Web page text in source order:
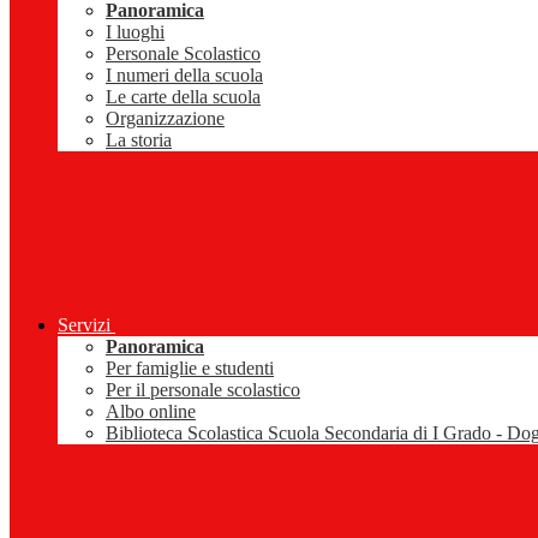
Panoramica
I luoghi
Personale Scolastico
I numeri della scuola
Le carte della scuola
Organizzazione
La storia
Servizi
Panoramica
Per famiglie e studenti
Per il personale scolastico
Albo online
Biblioteca Scolastica Scuola Secondaria di I Grado -